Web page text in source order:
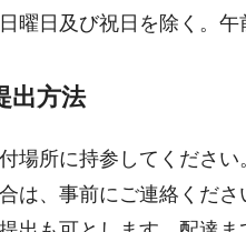
日曜日及び祝日を除く。
出方法
場所に持参してください
は、事前にご連絡くださ